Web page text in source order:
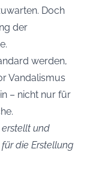
Doch
der
werden,
Vandalismus
– nicht nur für
erstellt und
die Erstellung